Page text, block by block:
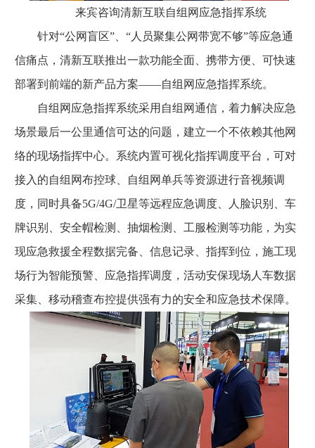
来宾咨询清新互联自组网应急指挥系统
针对“公网盲区”、“人员聚集公网带宽不够”等应急通
信痛点，清新互联推出一款功能全面、携带方便、可快速
部署到前端的新产品方案——自组网应急指挥系统。
自组网应急指挥系统采用自组网通信，着力解决应急
场景最后一公里通信可达的问题，建立一个不依赖其他网
络的现场指挥中心。系统内置可视化指挥调度平台，可对
接入的自组网布控球、自组网单兵等资源进行音视频调
度，同时具备5G/4G/卫星等远程应急调度、人脸识别、车
牌识别、安全帽检测、抽烟检测、工服检测等功能，为实
现应急救援全程数据完备、信息记录、指挥到位，施工现
场行为智能预警、应急指挥调度，活动安保现场人车数据
采集、移动稽查布控提供强有力的安全和应急技术保障。